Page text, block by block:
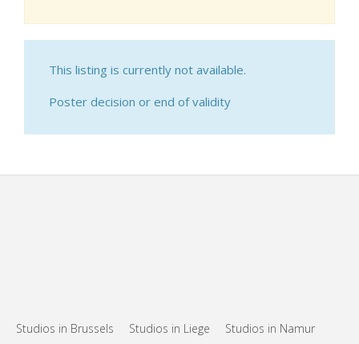
This listing is currently not available.
Poster decision or end of validity
Studios in Brussels Studios in Liege
Studios in Namur